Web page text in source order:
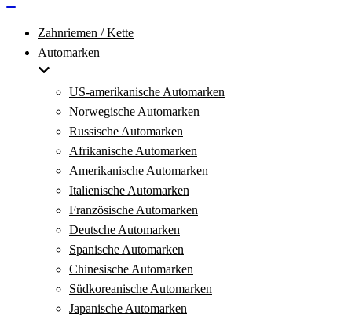
Zahnriemen / Kette
Automarken
US-amerikanische Automarken
Norwegische Automarken
Russische Automarken
Afrikanische Automarken
Amerikanische Automarken
Italienische Automarken
Französische Automarken
Deutsche Automarken
Spanische Automarken
Chinesische Automarken
Südkoreanische Automarken
Japanische Automarken